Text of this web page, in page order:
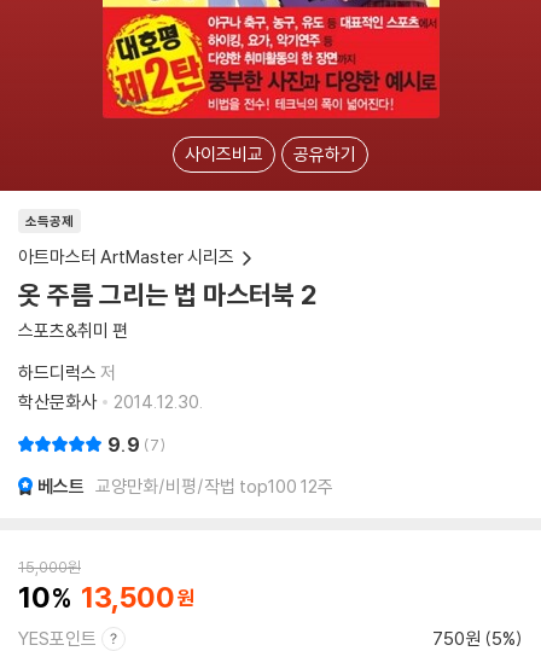
사이즈비교 공유하기
소득공제
아트마스터 ArtMaster 시리즈
옷 주름 그리는 법 마스터북 2
스포츠&취미 편
하드디럭스 저
학산문화사
2014.12.30.
9.9 7
베스트 교양만화/비평/작법 top100 12주
15,000원
10 13,500
YES포인트 750원 (5%)